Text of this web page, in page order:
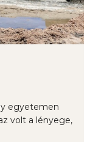
egyetemen
volt a lényege,